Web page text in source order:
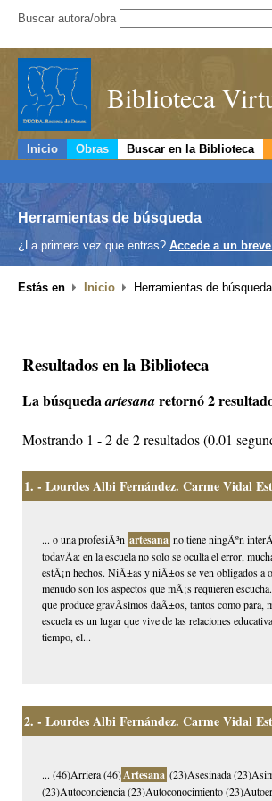
Buscar autora/obra
Biblioteca
Inicio Obras Buscar en la Biblioteca
Herramientas de búsqueda
¿La primera vez que entras? Accede a un
Estás en Inicio Herramientas de búsqueda
Resultados en la Biblioteca
La búsquedaartesanaretornó 2
Mostrando 1 - 2 de 2 resultados (0.01
1. - Lourdes Albi Fernández. Carme Vidal
... o una profesiÃ³n artesana no tiene ningÃºn
todavÃ­a: en la escuela no solo se oculta el error,
estÃ¡n hechos. NiÃ±as y niÃ±os se ven obligados a
menudo son los aspectos que mÃ¡s requieren
que produce gravÃ­simos daÃ±os, tantos como para,
escuela es un lugar que vive de las relaciones
tiempo, el...
2. - Lourdes Albi Fernández. Carme Vidal
... (46)Arriera (46)Artesana (23)Asesinada
(23)Autoconciencia (23)Autoconocimiento